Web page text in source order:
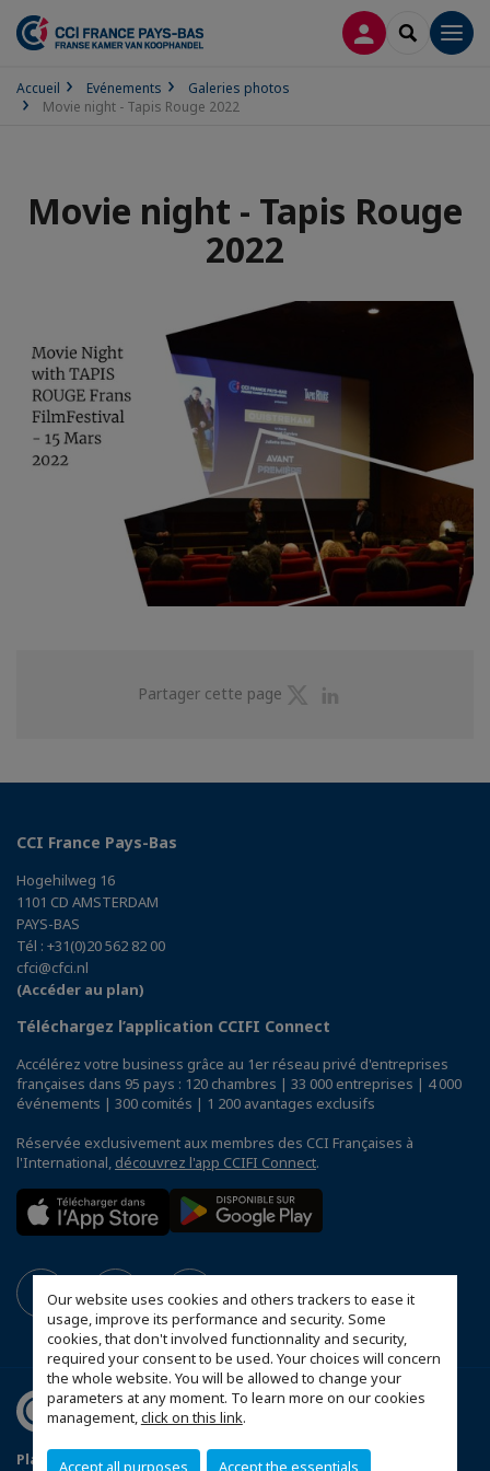
Our website uses cookies and others trackers to ease it
usage, improve its performance and security. Some
cookies, that don't involved functionnality and security,
required your consent to be used. Your choices will concern
the whole website. You will be allowed to change your
parameters at any moment. To learn more on our cookies
management,click on this link.
Accept all purposes Accept the essentials
CONNEXION
Accueil Evénements
Galeries photos
Movie night - Tapis Rouge 2022
Movie night - Tapis Rouge
2022
Partager cette page
Partager
CCI France Pays-Bas
Hogehilweg 16
1101 CD AMSTERDAM
PAYS-BAS
Tél : +31(0)20 562 82 00
cfci@cfci.nl
(Accéder au plan)
Téléchargez l’application CCIFI Connect
Accélérez votre business grâce au 1er réseau privé d'entreprises
françaises dans 95 pays : 120 chambres | 33 000 entreprises | 4 000
événements | 300 comités | 1 200 avantages exclusifs
Réservée exclusivement aux membres des CCI Françaises à
l'International, découvrez l'app CCIFI Connect.
Plan du site Mentions légales Politique de sponsoring